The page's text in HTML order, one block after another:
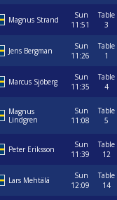
Magnus Strand
Sun
11:51
Table
3
Jens Bergman
Sun
11:26
Table
1
Marcus Sjöberg
Sun
11:35
Table
4
Magnus
Lindgren
Sun
11:08
Table
5
Peter Eriksson
Sun
11:39
Table
12
Lars Mehtälä
Sun
12:09
Table
14